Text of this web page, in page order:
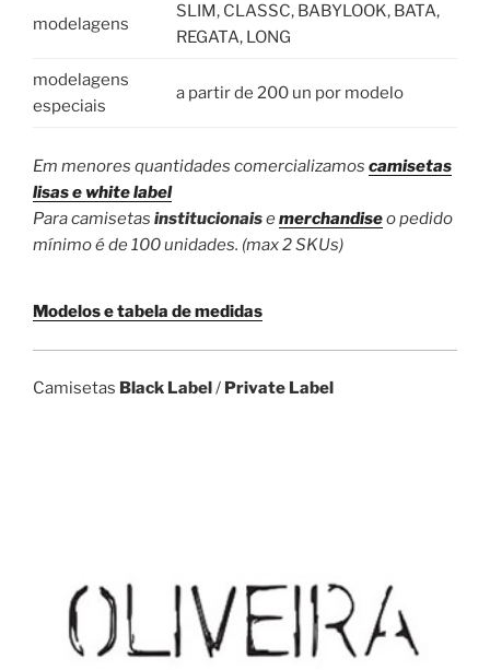
modelagens
SLIM, CLASSC, BABYLOOK, BATA,
REGATA, LONG
modelagens
especiais
a partir de 200 un por modelo
Em menores quantidades comercializamos camisetas
lisas e white label
Para camisetas institucionaisemerchandiseo pedido
mínimo é de 100 unidades. (max 2 SKUs)
Modelos e tabela de medidas
Camisetas Black Label / Private Label